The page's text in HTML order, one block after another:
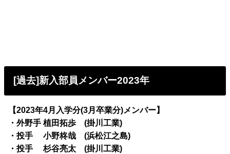
[過去]新入部員メンバー2023年
【2023年4月入学分(3月卒業分)メンバー】
・外野手 植田拓歩 (掛川工業)
・投手 小野柊哉 (浜松江之島)
・投手 杉谷亮太 (掛川工業)